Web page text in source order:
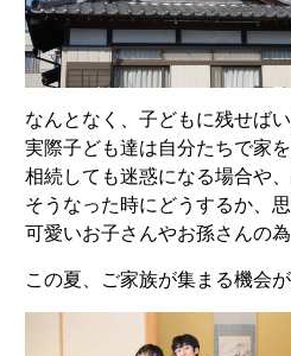
なんとなく、子どもに残せば
実際子ども達は自分たちで家
相続しても迷惑になる場合や
そうなった時にどうするか、
可愛いお子さんやお孫さんの
この夏、ご家族が集まる機会